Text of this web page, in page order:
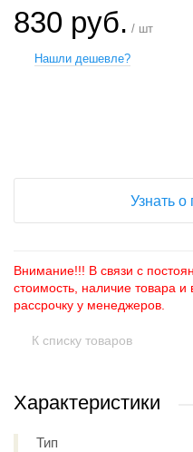
830 руб. / шт
Нашли дешевле?
Узнать о
Внимание!!! В связи с
стоимость, наличие товара
рассрочку у менеджеров.
К списку товаров
Характеристики
Тип